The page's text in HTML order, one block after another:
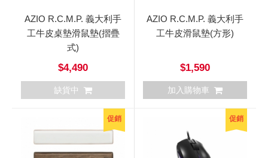
AZIO R.C.M.P. 義大利手
工牛皮桌墊滑鼠墊(摺疊
式)
$4,490
缺貨中
AZIO R.C.M.P. 義大利手
工牛皮滑鼠墊(方形)
$1,590
加入購物車
促銷 促銷